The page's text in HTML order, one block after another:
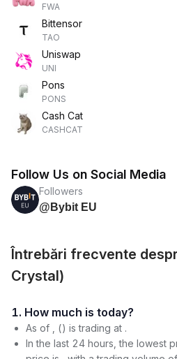
FWA
Bittensor
TAO
Uniswap
UNI
Pons
PONS
Cash Cat
CASHCAT
Follow Us on Social Media
Followers
@Bybit EU
Întrebări frecvente
Crystal)
1. How much is today?
As of , () is trading at .
In the last 24 hours, the lowest